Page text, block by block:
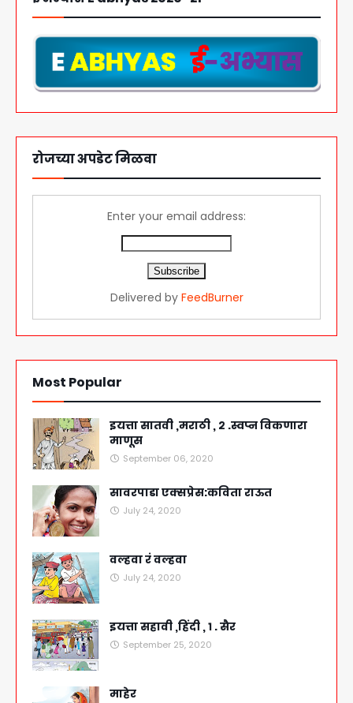
रोजच्या अपडेट मिळवा
Enter your email address:
Delivered by FeedBurner
Most Popular
इयत्ता सातवी ,मराठी , २ .स्वप्न विकणारा
माणूस
September 06, 2020
सावरपाडा एक्सप्रेस:कविता राऊत
July 24, 2020
वल्हवा रं वल्हवा
July 24, 2020
इयत्ता सहावी ,हिंदी , १ . सैर
September 25, 2020
माहेर